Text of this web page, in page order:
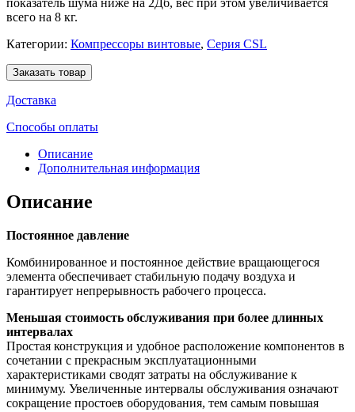
всего на 8 кг.
Категории: Компрессоры винтовые, Серия CSL
Заказать товар
Доставка
Способы оплаты
Описание
Дополнительная информация
Описание
Постоянное давление
Комбинированное и постоянное действие вращающегося
элемента обеспечивает стабильную подачу воздуха и
гарантирует непрерывность рабочего процесса.
Меньшая стоимость обслуживания при более длинных
интервалах
Простая конструкция и удобное расположение компонентов в
сочетании с прекрасным эксплуатационными
характеристиками сводят затраты на обслуживание к
минимуму. Увеличенные интервалы обслуживания означают
сокращение простоев оборудования, тем самым повышая